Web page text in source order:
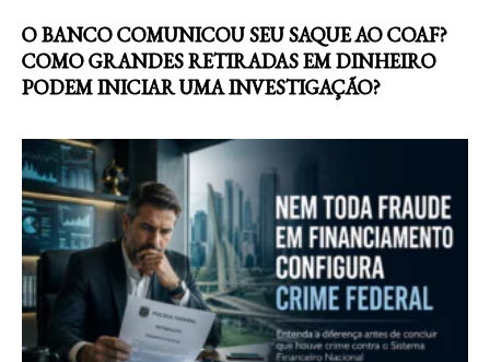
O BANCO COMUNICOU SEU SAQUE AO COAF?
COMO GRANDES RETIRADAS EM DINHEIRO
PODEM INICIAR UMA INVESTIGAÇÃO?